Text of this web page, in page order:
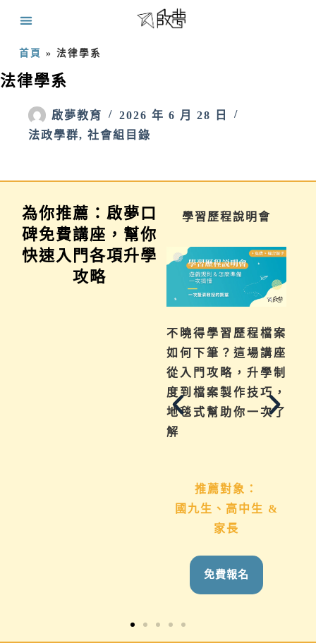
首頁 » 法律學系
法律學系
啟夢教育
2026 年 6 月 28 日
法政學群, 社會組目錄
為你推薦：啟夢口
碑免費講座，幫你
快速入門各項升學
攻略
家長講座 學習歷程說明會
不曉得學習歷程檔案
如何下筆？這場講座
從入門攻略，升學制
度到檔案製作技巧，
地毯式幫助你一次了
解
推薦對象：
國九生、高中生 &
家長
免費報名